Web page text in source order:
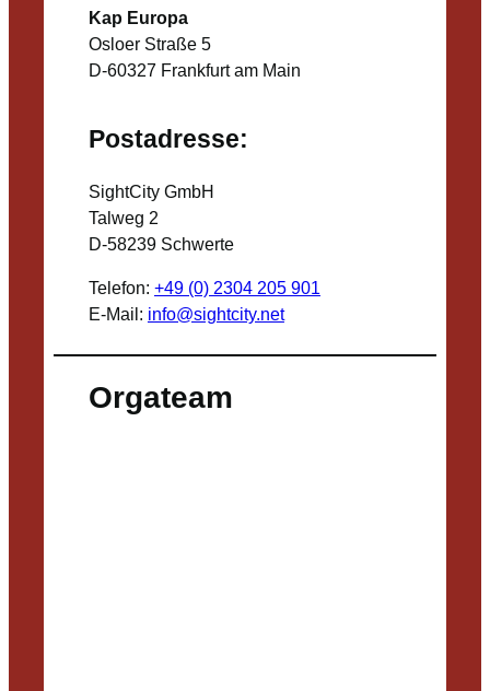
Kap Europa
Osloer Straße 5
D-60327 Frankfurt am Main
Postadresse:
SightCity GmbH
Talweg 2
D-58239 Schwerte
Telefon: +49 (0) 2304 205 901
E-Mail: info@sightcity.net
Orgateam